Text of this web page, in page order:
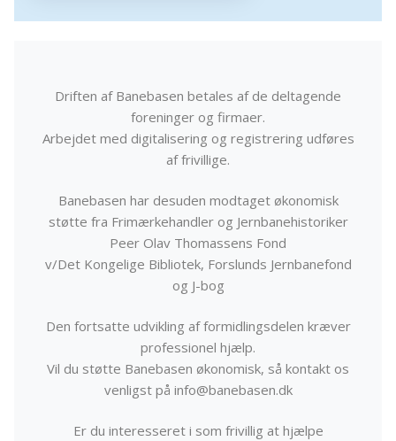
Driften af Banebasen betales af de deltagende
foreninger og firmaer.
Arbejdet med digitalisering og registrering udføres
af frivillige.
Banebasen har desuden modtaget økonomisk
støtte fra Frimærkehandler og Jernbanehistoriker
Peer Olav Thomassens Fond
v/Det Kongelige Bibliotek, Forslunds Jernbanefond
og J-bog
Den fortsatte udvikling af formidlingsdelen kræver
professionel hjælp.
Vil du støtte Banebasen økonomisk, så kontakt os
venligst på info@banebasen.dk
Er du interesseret i som frivillig at hjælpe